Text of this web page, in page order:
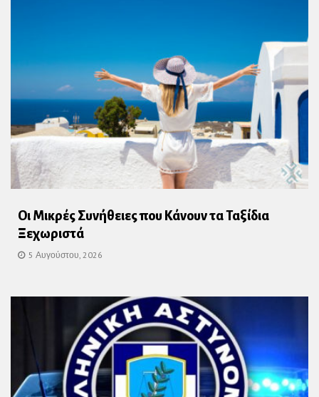
Οι Μικρές Συνήθειες που Κάνουν τα Ταξίδια
Ξεχωριστά
5 Αυγούστου, 2026